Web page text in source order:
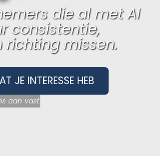
die al met AI
consistentie,
richting missen.
JE INTERESSE HEB
aan vast.